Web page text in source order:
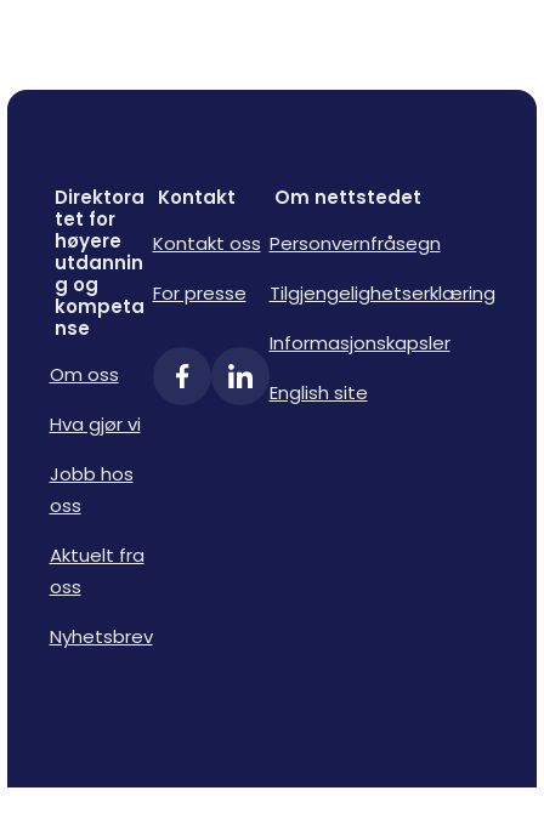
Direktora
tet for
høyere
utdannin
g og
kompeta
nse
Om oss
Hva gjør vi
Jobb hos
oss
Aktuelt fra
oss
Nyhetsbrev
Kontakt
Kontakt oss
For presse
Om nettstedet
Personvernfråsegn
Tilgjengelighetserklæring
Informasjonskapsler
English site